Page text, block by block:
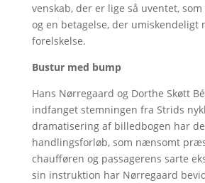
venskab, der er lige så uventet,
og en betagelse, der umiskendeligt
forelskelse.
Bustur med bump
Hans Nørregaard og Dorthe Skøtt
indfanget stemningen fra Strids
dramatisering af billedbogen har
handlingsforløb, som nænsomt
chaufføren og passagerens sarte
sin instruktion har Nørregaard